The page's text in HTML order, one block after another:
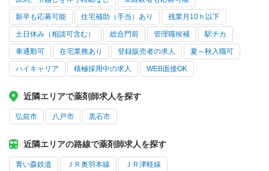
新卒も応募可能 住宅補助（手当）あり 残業月10ｈ以下
土日休み（相談可含む） 総合門前 管理職候補 駅チカ
車通勤可 在宅業務あり 登録販売者の求人 夏～秋入職可
ハイキャリア 積極採用中の求人 WEB面接OK
近隣エリアで薬剤師求人を探す
弘前市 八戸市 黒石市
近隣エリアの路線で薬剤師求人を探す
青い森鉄道 ＪＲ奥羽本線 ＪＲ津軽線